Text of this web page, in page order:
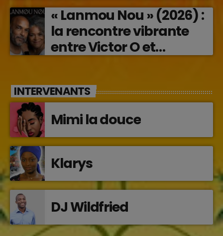
« Lanmou Nou » (2026) :
la rencontre vibrante
entre Victor O et
INTERVENANTS
Mimi la douce
Klarys
DJ Wildfried